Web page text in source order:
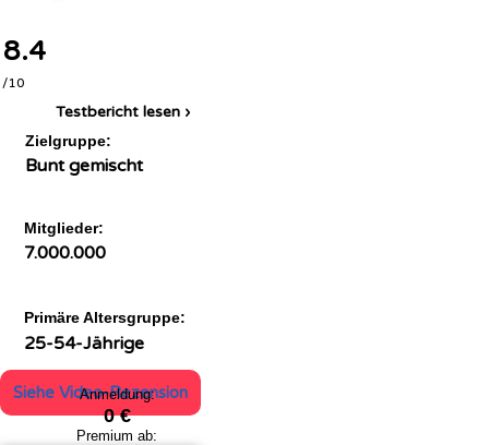
8.4
/10
Testbericht lesen ›
Zielgruppe:
Bunt gemischt
Mitglieder:
7.000.000
Primäre Altersgruppe:
25-54-Jährige
Siehe Video-Rezension
Anmeldung:
0 €
Premium ab: